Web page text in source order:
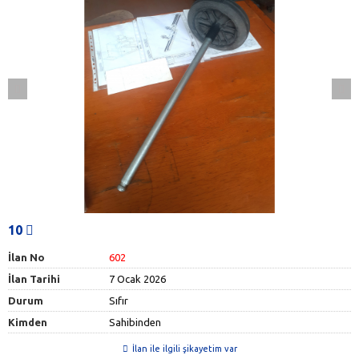
10
İlan No
602
İlan Tarihi
7 Ocak 2026
Durum
Sıfır
Kimden
Sahibinden
İlan ile ilgili şikayetim var